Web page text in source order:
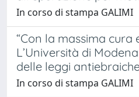
In corso di stampa GALIMI
“Con la massima cura
L’Università di
delle leggi
In corso di stampa GALIMI